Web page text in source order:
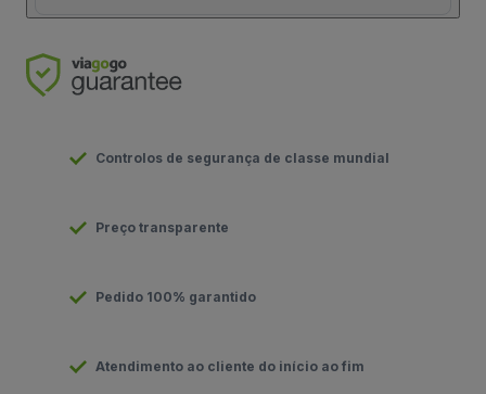
Controlos de segurança de classe mundial
Preço transparente
Pedido 100% garantido
Atendimento ao cliente do início ao fim